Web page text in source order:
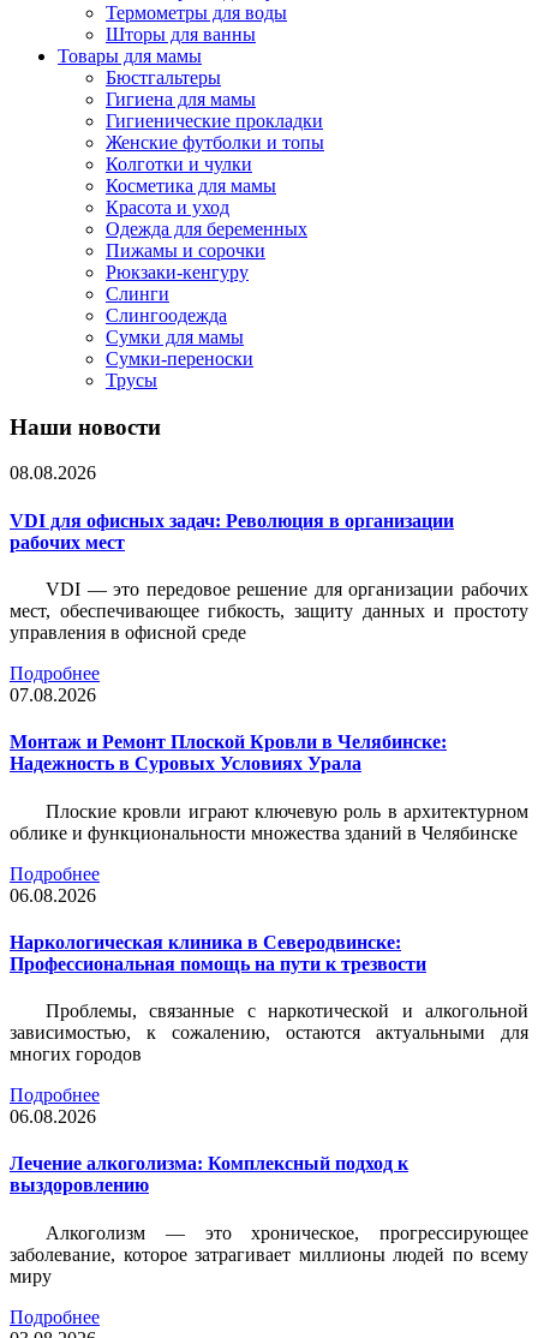
Термометры для воды
Шторы для ванны
Товары для мамы
Бюстгальтеры
Гигиена для мамы
Гигиенические прокладки
Женские футболки и топы
Колготки и чулки
Косметика для мамы
Красота и уход
Одежда для беременных
Пижамы и сорочки
Рюкзаки-кенгуру
Слинги
Слингоодежда
Сумки для мамы
Сумки-переноски
Трусы
Наши новости
08.08.2026
VDI для офисных задач: Революция в организации
рабочих мест
VDI — это передовое решение для организации рабочих
мест, обеспечивающее гибкость, защиту данных и простоту
управления в офисной среде
Подробнее
07.08.2026
Монтаж и Ремонт Плоской Кровли в Челябинске:
Надежность в Суровых Условиях Урала
Плоские кровли играют ключевую роль в архитектурном
облике и функциональности множества зданий в Челябинске
Подробнее
06.08.2026
Наркологическая клиника в Северодвинске:
Профессиональная помощь на пути к трезвости
Проблемы, связанные с наркотической и алкогольной
зависимостью, к сожалению, остаются актуальными для
многих городов
Подробнее
06.08.2026
Лечение алкоголизма: Комплексный подход к
выздоровлению
Алкоголизм — это хроническое, прогрессирующее
заболевание, которое затрагивает миллионы людей по всему
миру
Подробнее